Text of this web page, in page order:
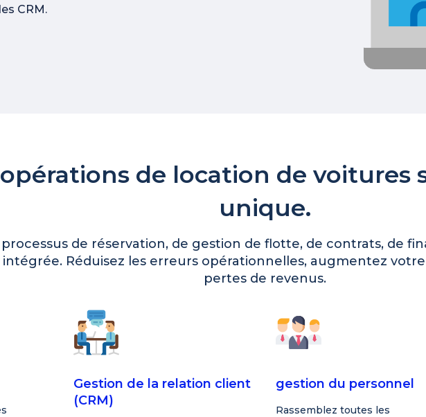
CRM.
opérations de location de
unique.
de réservation, de gestion de flotte, de contrats, de
Réduisez les erreurs opérationnelles, augmentez
pertes de revenus.
Gestion de la relation client
(CRM)
gestion du personnel
Rassemblez toutes les